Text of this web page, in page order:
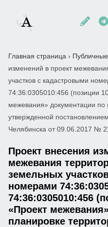
Главная страница ›
изменений в проект
участков с кадастровыми
74:36:0305010:456 (позиции
межевания» документации по
утвержденной
Челябинска от 09.06.2017 №
Проект внесения
межевания
земельных
номерами
74:36:0305010:456
«Проект
планировке